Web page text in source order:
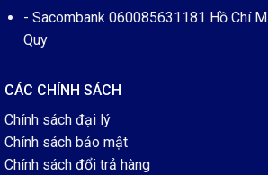
- Sacombank 060085631181 Hồ Chí
Quy
CÁC CHÍNH SÁCH
Chính sách đại lý
Chính sách bảo mật
Chính sách đổi trả hàng